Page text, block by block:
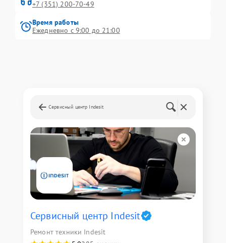
+7 (351) 200-70-49
Время работы
Ежедневно с 9:00 до 21:00
Сервисный центр Indesit
Сервисный центр Indesit
Ремонт техники Indesit